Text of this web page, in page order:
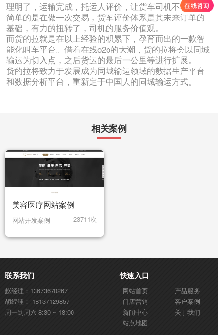
理明了，运输完成，托运人评价，让货车司机不再认为
简单的是在做一次交易，货车评价体系是其未来订单的
基础，有力的扭转了，司机的服务价值观。
而货的拉就是在以上经验的积累下，孕育而出的一款智
能化叫车平台。借着在线o2o的大潮，货的拉将会以同城
输运为切入点，之后货运的最后一公里等进行扩展。
货的拉将致力于发展成为同城输运领域的数据生产平台
和数据分析平台，重新定于中国人的同城输运方式。
相关案例
美容医疗网站案例
网站开发案例 23711次
联系我们
赵经理：13673670267
胡经理： 18137129857
周一到周六 8:30 ~ 18:00
快速入口
网站首页
产品服务
门店营销
客户案例
新闻中心
关于我们
站点地图